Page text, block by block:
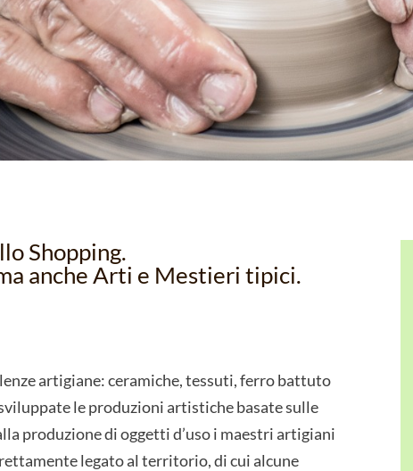
Shopping.
anche Arti e Mestieri tipici.
artigiane: ceramiche, tessuti, ferro battuto
le produzioni artistiche basate sulle
produzione di oggetti d’uso i maestri artigiani
legato al territorio, di cui alcune